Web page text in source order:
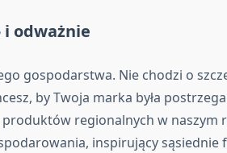
odważnie
gospodarstwa. Nie chodzi o
by Twoja marka była
produktów regionalnych w naszym
inspirujący sąsiednie